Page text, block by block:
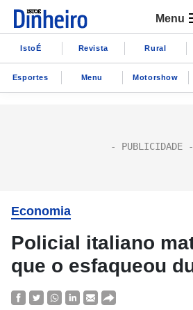
Menu
IstoÉ Revista Rural
Esportes Menu Motorshow
Economia
Policial italiano
que o esfaqueou